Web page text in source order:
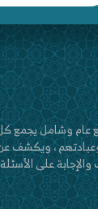
عام وشامل يجمع
، ويكشف
على